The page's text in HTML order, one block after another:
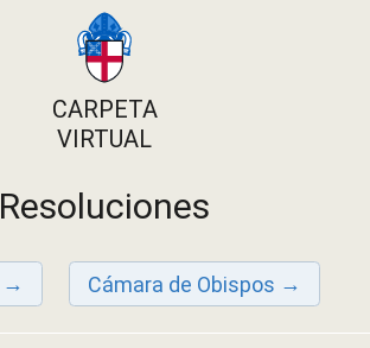
CARPETA
VIRTUAL
Resoluciones
Cámara de Obispos